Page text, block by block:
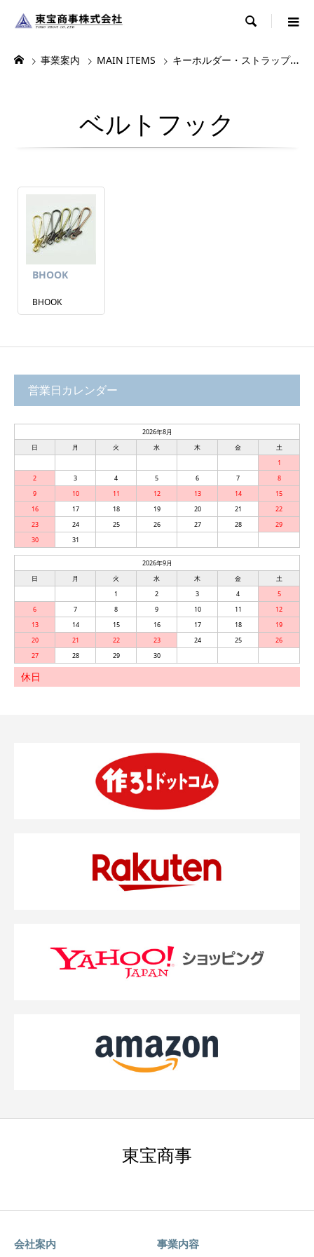

事業案内 MAIN ITEMS キーホルダー・ストラップ・根付
ベルトフック
BHOOK
BHOOK
営業日カレンダー
2026年8月
日
月 火 水 木 金
土
1
2
3 4 5 6 7
8
9
10 11 12 13 14
15
16
17 18 19 20 21
22
23
24 25 26 27 28
29
30
31
2026年9月
日
月 火 水 木 金
土
1
2 3 4
5
6
7 8 9 10 11
12
13
14 15 16 17 18
19
20
21 22 23 24 25
26
27
28 29 30
休日
東宝商事
会社案内 事業内容